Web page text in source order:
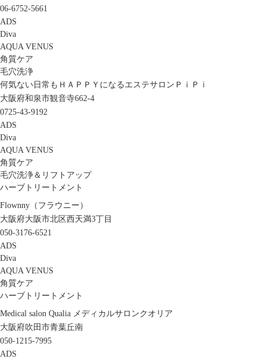
06-6752-5661
ADS
Diva
AQUA VENUS
角質ケア
毛穴洗浄
何気ない日常もＨＡＰＰＹになるエステサロンＰｉＰｉ
大阪府和泉市観音寺662-4
0725-43-9192
ADS
Diva
AQUA VENUS
角質ケア
毛穴洗浄＆リフトアップ
ハーブトリートメント
Flownny（フラウニー）
大阪府大阪市北区西天満3丁目
050-3176-6521
ADS
Diva
AQUA VENUS
角質ケア
ハーブトリートメント
Medical salon Qualia メディカルサロンクオリア
大阪府吹田市青葉丘南
050-1215-7995
ADS